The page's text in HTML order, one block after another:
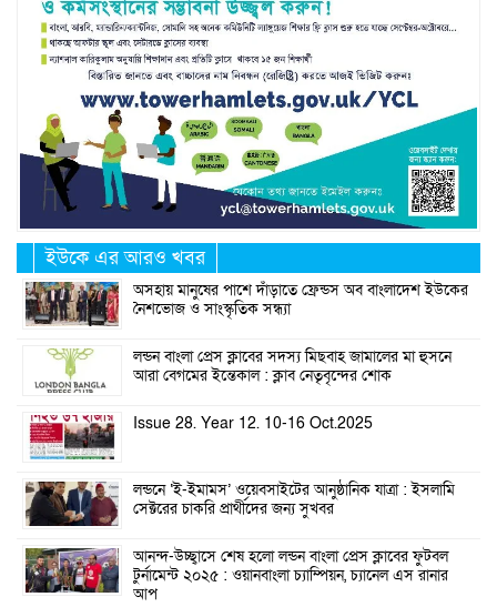
ইউকে এর আরও খবর
অসহায় মানুষের পাশে দাঁড়াতে ফ্রেন্ডস অব বাংলাদেশ ইউকের
নৈশভোজ ও সাংস্কৃতিক সন্ধ্যা
লন্ডন বাংলা প্রেস ক্লাবের সদস্য মিছবাহ জামালের মা হুসনে
আরা বেগমের ইন্তেকাল : ক্লাব নেতৃবৃন্দের শোক
Issue 28. Year 12. 10-16 Oct.2025
লন্ডনে ‘ই-ইমামস’ ওয়েবসাইটের আনুষ্ঠানিক যাত্রা : ইসলামি
সেক্টরের চাকরি প্রার্থীদের জন্য সুখবর
আনন্দ-উচ্ছ্বাসে শেষ হলো লন্ডন বাংলা প্রেস ক্লাবের ফুটবল
টুর্নামেন্ট ২০২৫ : ওয়ানবাংলা চ্যাম্পিয়ন, চ্যানেল এস রানার
আপ